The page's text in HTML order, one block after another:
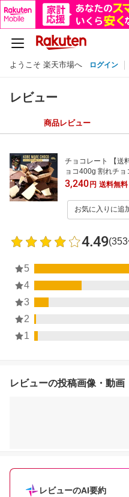
ようこそ 楽天市場へ ログイン
レビュー
商品レビュー
チョコレート 【送
ョコ400g 割れチ
ミックス セット 訳
せグルメ スイーツ
3,240円 送料無料
お気に入りに追
4.49
5
4
3
2
1
レビューの投稿画像・動画
レビューのAI要約